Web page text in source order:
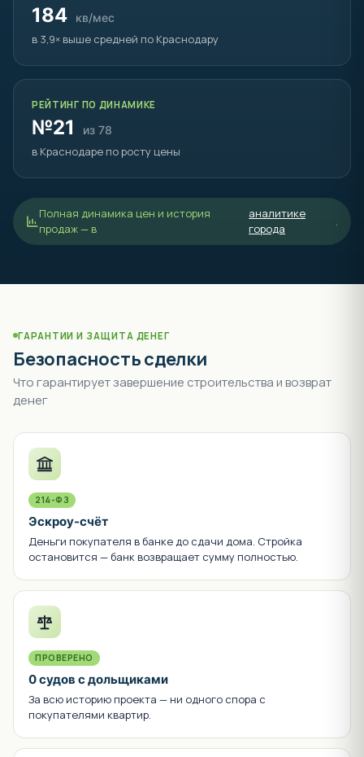
184 кв/мес
в 3,9× выше средней по Краснодару
РЕЙТИНГ ПО ДИНАМИКЕ
№21 из 78
в Краснодаре по росту цены
Полная динамика цен и история
продаж — в
аналитике
города
.
ГАРАНТИИ И ЗАЩИТА ДЕНЕГ
Безопасность сделки
Что гарантирует завершение строительства и возврат
денег
214-ФЗ
Эскроу-счёт
Деньги покупателя в банке до сдачи дома. Стройка
остановится — банк возвращает сумму полностью.
ПРОВЕРЕНО
0 судов с дольщиками
За всю историю проекта — ни одного спора с
покупателями квартир.